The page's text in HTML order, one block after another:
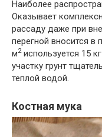
Наиболее
Оказывает
рассаду даже при
перегной вносится в
м2используется 15
участку грунт
теплой водой.
Костная мука